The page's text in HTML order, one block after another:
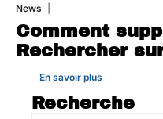
News
Comment
Rechercher
En savoir plus
Recherche